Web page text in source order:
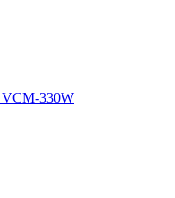
VCM-330W